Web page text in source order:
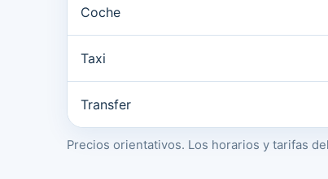
Coche
Taxi
Transfer
Precios orientativos. Los horarios y tarifas